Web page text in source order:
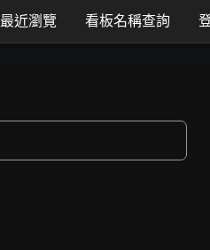
最近瀏覽 看板名稱查詢